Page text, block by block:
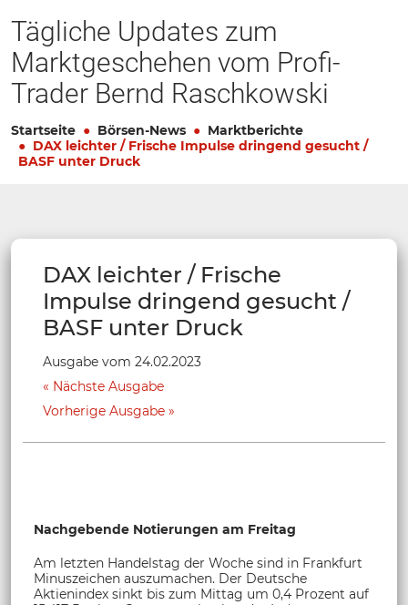
Tägliche Updates zum
Marktgeschehen vom Profi-
Trader Bernd Raschkowski
Startseite Börsen-News
Marktberichte
DAX leichter / Frische Impulse dringend gesucht /
BASF unter Druck
DAX leichter / Frische
Impulse dringend gesucht /
BASF unter Druck
Ausgabe vom 24.02.2023
Nächste Ausgabe
Vorherige Ausgabe
Nachgebende Notierungen am Freitag
Am letzten Handelstag der Woche sind in Frankfurt
Minuszeichen auszumachen. Der Deutsche
Aktienindex sinkt bis zum Mittag um 0,4 Prozent auf